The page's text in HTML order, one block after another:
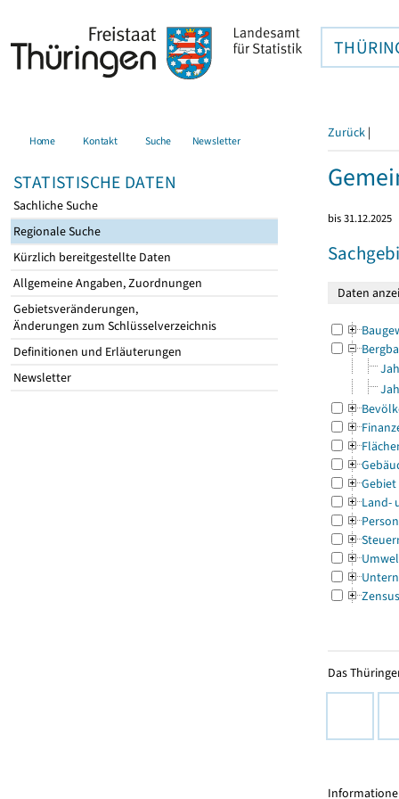
Home Kontakt Suche Newsletter
STATISTISCHE DATEN
Sachliche Suche
Regionale Suche
Kürzlich bereitgestellte Daten
Allgemeine Angaben, Zuordnungen
Gebietsveränderungen,
Änderungen zum Schlüsselverzeichnis
Definitionen und Erläuterungen
Newsletter
Zurück |
bis 31.12.2025
Gebiet
Land-
Zensus
Das